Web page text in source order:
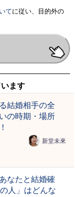
てに従い、目的外の
ます
結婚相手の全
の時期・場所
新堂未來
なたと結婚確
人」はどんな